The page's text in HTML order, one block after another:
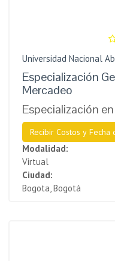
Universidad Nacional
Especialización
Mercadeo
Especialización
Recibir Costos y
Modalidad:
Virtual
Ciudad:
Bogota, Bogotá